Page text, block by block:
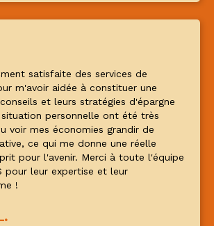
satisfaite des services de
m'avoir aidée à constituer une
et leurs stratégies d'épargne
personnelle ont été très
voir mes économies grandir de
ce qui me donne une réelle
pour l'avenir. Merci à toute l'équipe
pour leur expertise et leur
!